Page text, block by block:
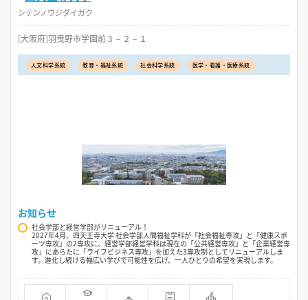
シテンノウジダイガク
[大阪府]羽曳野市学園前３－２－１
人文科学系統 教育・福祉系統 社会科学系統 医学・看護・医療系統
お知らせ
社会学部と経営学部がリニューアル！
2027年4月、四天王寺大学 社会学部人間福祉学科が「社会福祉専攻」と「健康スポ
ーツ専攻」の2専攻に、経営学部経営学科は現在の「公共経営専攻」と「企業経営専
攻」にあらたに「ライフビジネス専攻」を加えた3専攻制としてリニューアルしま
す。進化し続ける幅広い学びで可能性を広げ、一人ひとりの希望を実現します。